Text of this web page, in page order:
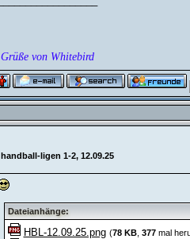
Grüße von Whitebird
handball-ligen 1-2, 12.09.25
Dateianhänge:
HBL-12.09.25.png (78 KB, 377mal